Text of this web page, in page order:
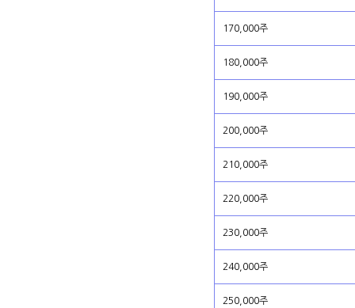
170,000주
180,000주
190,000주
200,000주
210,000주
220,000주
230,000주
240,000주
250,000주